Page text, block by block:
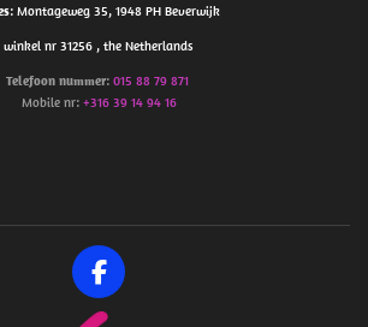
: Montageweg 35, 1948 PH Beverwijk
winkel nr 31256 , the Netherlands
Telefoon nummer:015 88 79 871
Mobile nr: +316 39 14 94 16
F
a